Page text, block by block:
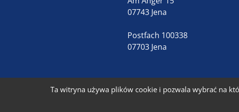
07743 Jena
Postfach 100338
07703 Jena
Ta witryna używa plików cookie i pozwala wybrać na